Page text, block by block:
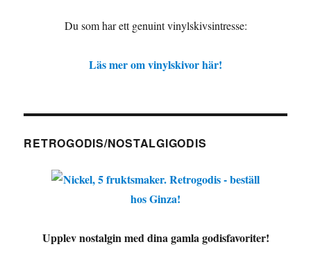
Du som har ett genuint vinylskivsintresse:
Läs mer om vinylskivor här!
RETROGODIS/NOSTALGIGODIS
Upplev nostalgin med dina gamla godisfavoriter!